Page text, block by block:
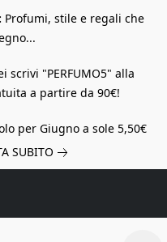
Profumi, stile e regali che
scrivi "PERFUMO5" alla
a partire da 90€!
per Giugno a sole 5,50€
SUBITO